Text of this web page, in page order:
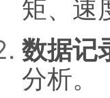
矩、速
数据记
分析。